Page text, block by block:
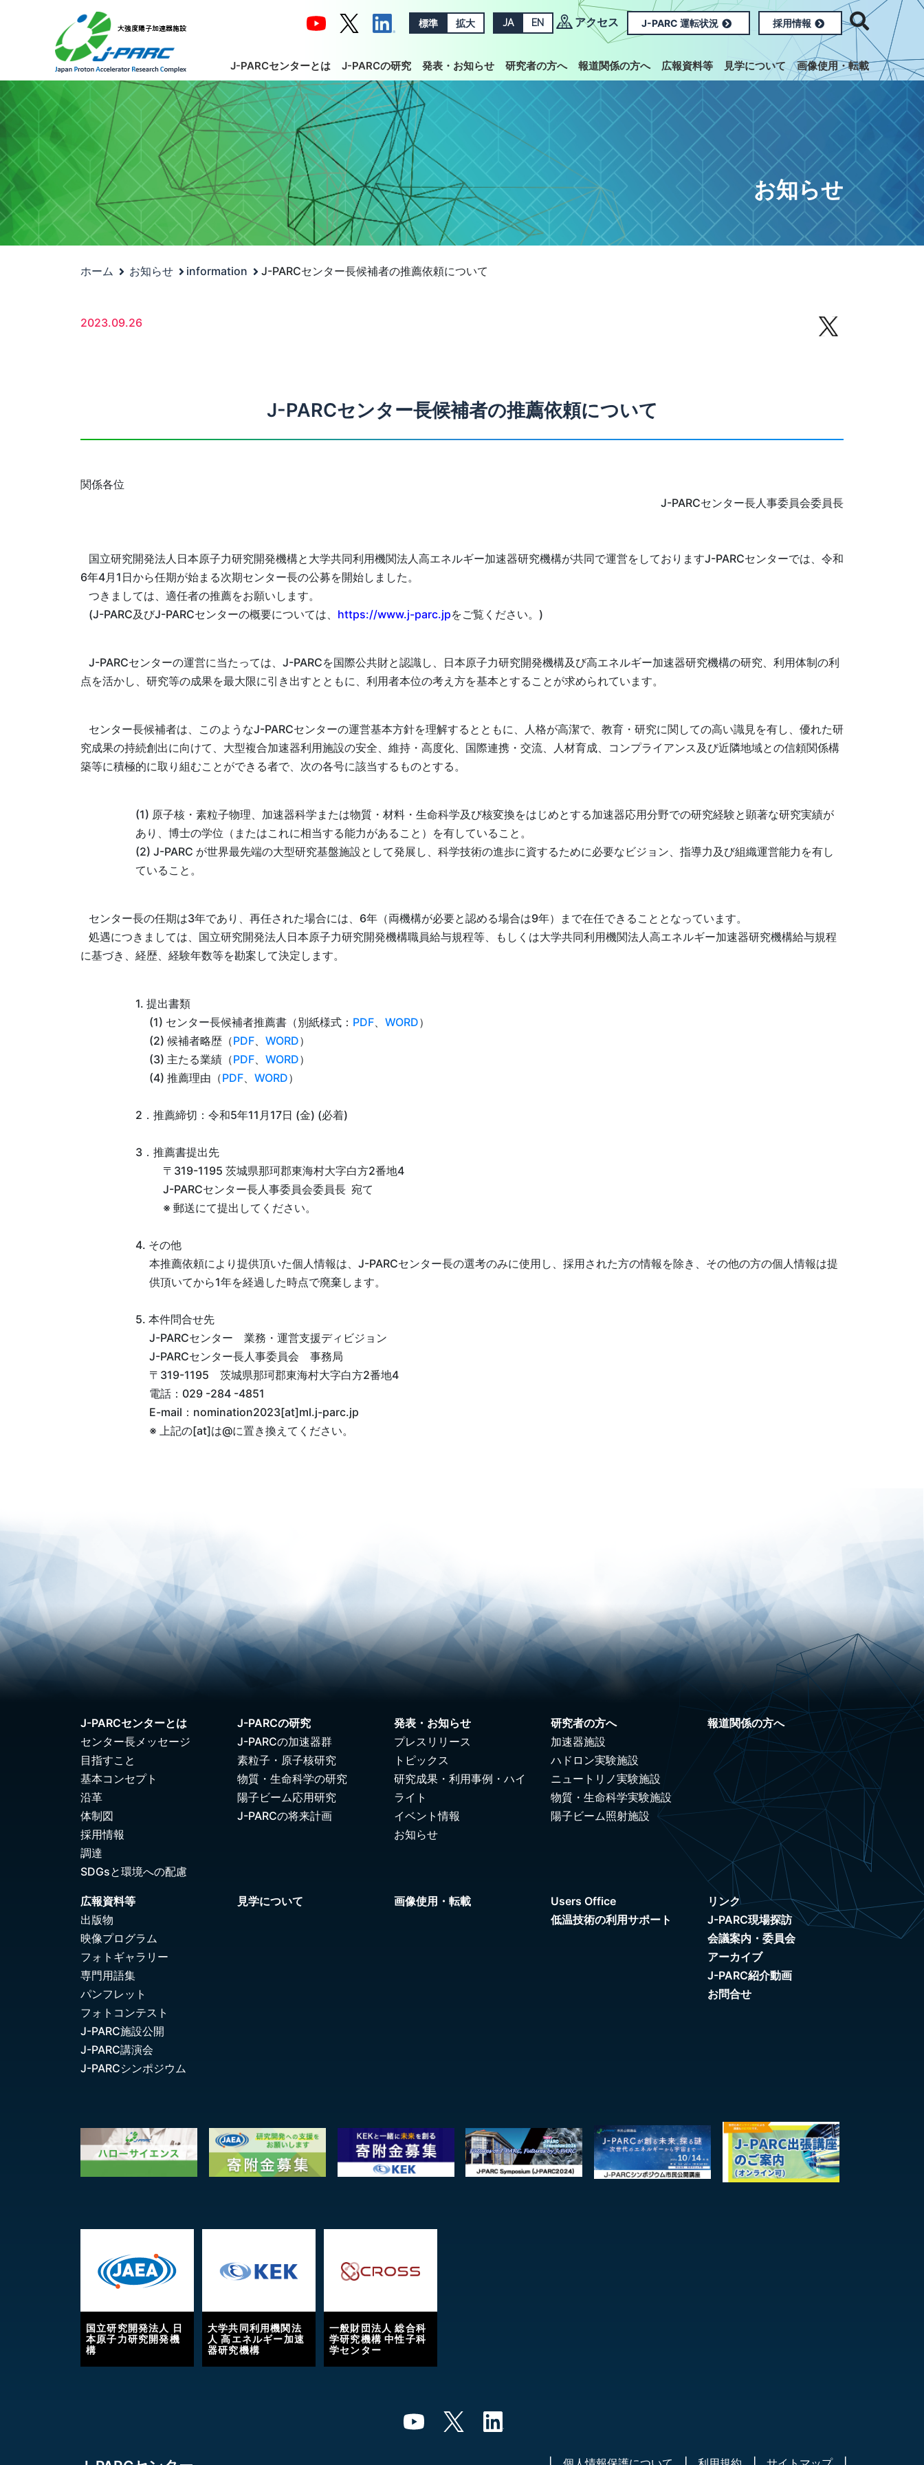
標準 拡大 JA EN アクセス J-PARC 運転状況 採用情報
J-PARCセンターとは J-PARCの研究 発表・お知らせ 研究者の方へ 報道関係の方へ 広報資料等 見学について 画像使用・転載
お知らせ
ホーム お知らせ information J-PARCセンター長候補者の推薦依頼について
2023.09.26
J-PARCセンター長候補者の推薦依頼について
関係各位
J-PARCセンター長人事委員会委員長
国立研究開発法人日本原子力研究開発機構と大学共同利用機関法人高エネルギー加速器研究機構が共同で運営をしておりますJ-PARCセンターでは、令和
6年4月1日から任期が始まる次期センター長の公募を開始しました。
つきましては、適任者の推薦をお願いします。
(J-PARC及びJ-PARCセンターの概要については、 https://www.j-parc.jpをご覧ください。)
J-PARCセンターの運営に当たっては、J-PARCを国際公共財と認識し、日本原子力研究開発機構及び高エネルギー加速器研究機構の研究、利用体制の利
点を活かし、研究等の成果を最大限に引き出すとともに、利用者本位の考え方を基本とすることが求められています。
センター長候補者は、このようなJ-PARCセンターの運営基本方針を理解するとともに、人格が高潔で、教育・研究に関しての高い識見を有し、優れた研
究成果の持続創出に向けて、大型複合加速器利用施設の安全、維持・高度化、国際連携・交流、人材育成、コンプライアンス及び近隣地域との信頼関係構
築等に積極的に取り組むことができる者で、次の各号に該当するものとする。
(1) 原子核・素粒子物理、加速器科学または物質・材料・生命科学及び核変換をはじめとする加速器応用分野での研究経験と顕著な研究実績が
あり、博士の学位（またはこれに相当する能力があること）を有していること。
(2) J-PARC が世界最先端の大型研究基盤施設として発展し、科学技術の進歩に資するために必要なビジョン、指導力及び組織運営能力を有し
ていること。
センター長の任期は3年であり、再任された場合には、6年（両機構が必要と認める場合は9年）まで在任できることとなっています。
処遇につきましては、国立研究開発法人日本原子力研究開発機構職員給与規程等、もしくは大学共同利用機関法人高エネルギー加速器研究機構給与規程
に基づき、経歴、経験年数等を勘案して決定します。
1. 提出書類
(1) センター長候補者推薦書（別紙様式： PDF、 WORD）
(2) 候補者略歴（PDF、 WORD）
(3) 主たる業績（PDF、 WORD）
(4) 推薦理由（PDF、 WORD）
2．推薦締切：令和5年11月17日 (金) (必着)
3．推薦書提出先
〒319-1195 茨城県那珂郡東海村大字白方2番地4
J-PARCセンター長人事委員会委員長 宛て
※ 郵送にて提出してください。
4. その他
本推薦依頼により提供頂いた個人情報は、J-PARCセンター長の選考のみに使用し、採用された方の情報を除き、その他の方の個人情報は提
供頂いてから1年を経過した時点で廃棄します。
5. 本件問合せ先
J-PARCセンター 業務・運営支援ディビジョン
J-PARCセンター長人事委員会 事務局
〒319-1195 茨城県那珂郡東海村大字白方2番地4
電話：029 -284 -4851
E-mail：nomination2023[at]ml.j-parc.jp
※ 上記の[at]は@に置き換えてください。
J-PARCセンターとは
センター長メッセージ
目指すこと
基本コンセプト
沿革
体制図
採用情報
調達
SDGsと環境への配慮
J-PARCの研究
J-PARCの加速器群
素粒子・原子核研究
物質・生命科学の研究
陽子ビーム応用研究
J-PARCの将来計画
発表・お知らせ
プレスリリース
トピックス
研究成果・利用事例・ハイ
ライト
イベント情報
お知らせ
研究者の方へ
加速器施設
ハドロン実験施設
ニュートリノ実験施設
物質・生命科学実験施設
陽子ビーム照射施設
報道関係の方へ
広報資料等
出版物
映像プログラム
フォトギャラリー
専門用語集
パンフレット
フォトコンテスト
J-PARC施設公開
J-PARC講演会
J-PARCシンポジウム
見学について 画像使用・転載
Users Office
低温技術の利用サポート
リンク
J-PARC現場探訪
会議案内・委員会
アーカイブ
J-PARC紹介動画
お問合せ
国立研究開発法人 日
本原子力研究開発機
構
大学共同利用機関法
人 高エネルギー加速
器研究機構
一般財団法人 総合科
学研究機構 中性子科
学センター